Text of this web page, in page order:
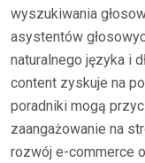
wyszukiwania
asystentów
naturalnego języka i
content zyskuje na
poradniki mogą
zaangażowanie na
rozwój e-commerce